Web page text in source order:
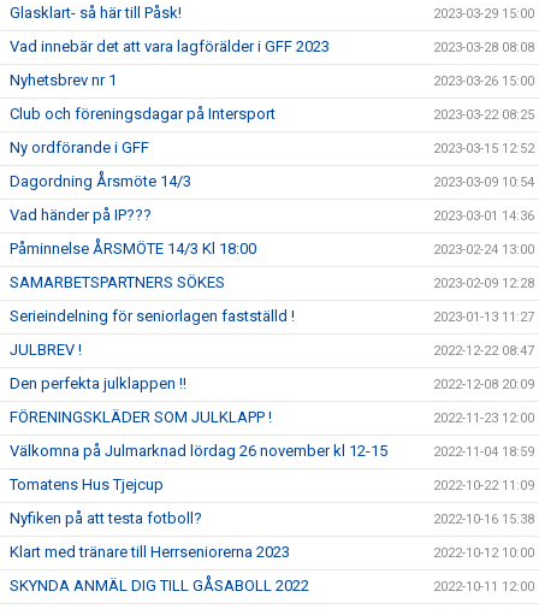
Glasklart- så här till Påsk! 2023-03-29 15:00
Vad innebär det att vara lagförälder i GFF 2023 2023-03-28 08:08
Nyhetsbrev nr 1 2023-03-26 15:00
Club och föreningsdagar på Intersport 2023-03-22 08:25
Ny ordförande i GFF 2023-03-15 12:52
Dagordning Årsmöte 14/3 2023-03-09 10:54
Vad händer på IP??? 2023-03-01 14:36
Påminnelse ÅRSMÖTE 14/3 Kl 18:00 2023-02-24 13:00
SAMARBETSPARTNERS SÖKES 2023-02-09 12:28
Serieindelning för seniorlagen fastställd ! 2023-01-13 11:27
JULBREV ! 2022-12-22 08:47
Den perfekta julklappen !! 2022-12-08 20:09
FÖRENINGSKLÄDER SOM JULKLAPP ! 2022-11-23 12:00
Välkomna på Julmarknad lördag 26 november kl 12-15 2022-11-04 18:59
Tomatens Hus Tjejcup 2022-10-22 11:09
Nyfiken på att testa fotboll? 2022-10-16 15:38
Klart med tränare till Herrseniorerna 2023 2022-10-12 10:00
SKYNDA ANMÄL DIG TILL GÅSABOLL 2022 2022-10-11 12:00